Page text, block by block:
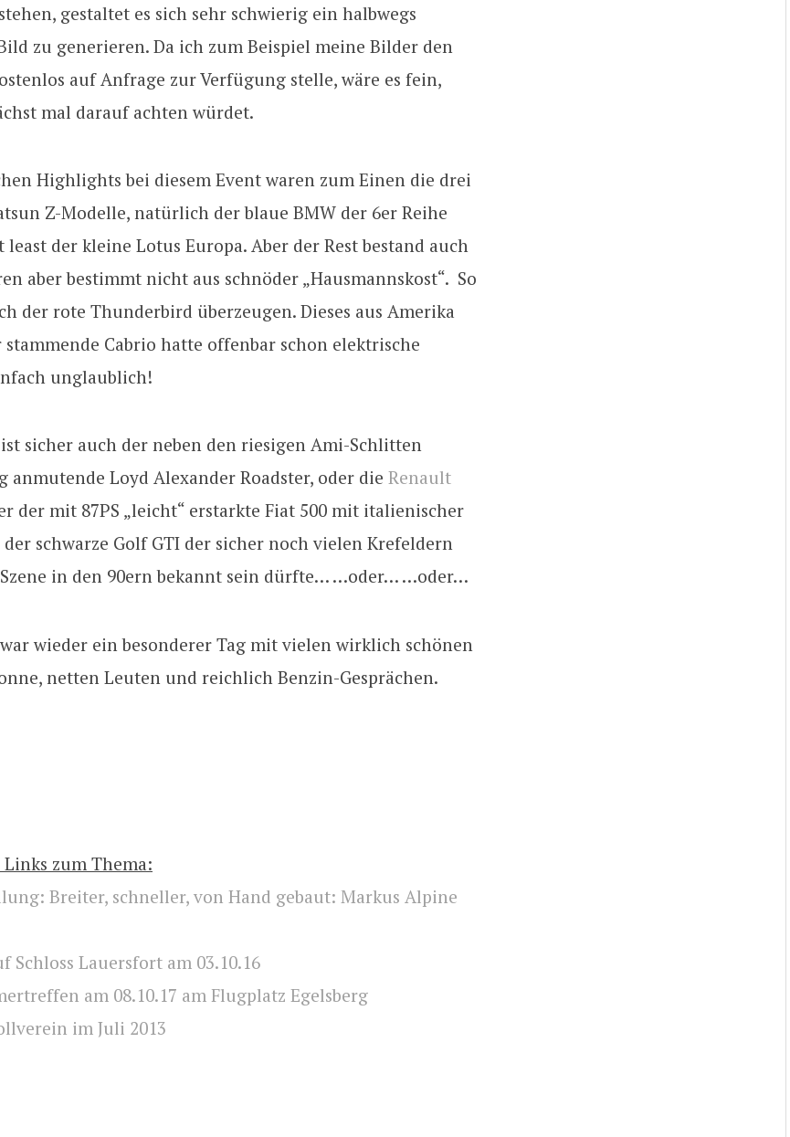
gestaltet es sich sehr schwierig ein halbwegs
zu generieren. Da ich zum Beispiel meine Bilder den
auf Anfrage zur Verfügung stelle, wäre es fein,
mal darauf achten würdet.
Highlights bei diesem Event waren zum Einen die drei
Z-Modelle, natürlich der blaue BMW der 6er Reihe
der kleine Lotus Europa. Aber der Rest bestand auch
aber bestimmt nicht aus schnöder „Hausmannskost“. So
der rote Thunderbird überzeugen. Dieses aus Amerika
stammende Cabrio hatte offenbar schon elektrische
unglaublich!
sicher auch der neben den riesigen Ami-Schlitten
anmutende Loyd Alexander Roadster, oder die Renault
der mit 87PS „leicht“ erstarkte Fiat 500 mit italienischer
schwarze Golf GTI der sicher noch vielen Krefeldern
in den 90ern bekannt sein dürfte… …oder… …oder…
wieder ein besonderer Tag mit vielen wirklich schönen
netten Leuten und reichlich Benzin-Gesprächen.
zum Thema:
Breiter, schneller, von Hand gebaut: Markus Alpine
Schloss Lauersfort am 03.10.16
am 08.10.17 am Flugplatz Egelsberg
im Juli 2013